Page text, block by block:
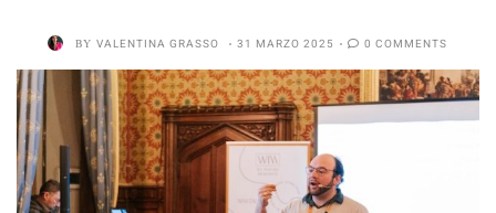
BY VALENTINA GRASSO 31 MARZO 2025 0 COMMENTS